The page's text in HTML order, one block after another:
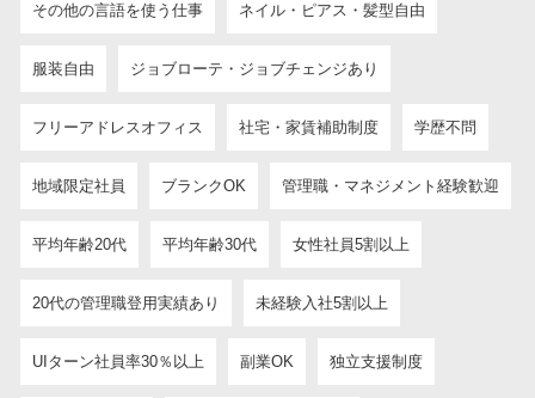
その他の言語を使う仕事 ネイル・ピアス・髪型自由
服装自由 ジョブローテ・ジョブチェンジあり
フリーアドレスオフィス 社宅・家賃補助制度 学歴不問
地域限定社員 ブランクOK 管理職・マネジメント経験歓迎
平均年齢20代 平均年齢30代 女性社員5割以上
20代の管理職登用実績あり 未経験入社5割以上
UIターン社員率30％以上 副業OK 独立支援制度